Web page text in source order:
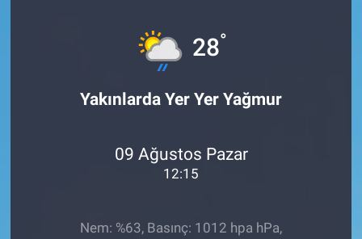
28°
Yakınlarda Yer Yer Yağmur
09 Ağustos Pazar
12:15
Nem: %63, Basınç: 1012 hpa hPa,